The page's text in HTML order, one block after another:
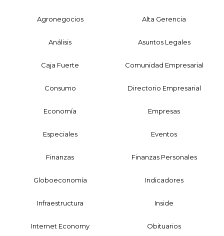
Agronegocios Alta Gerencia
Análisis Asuntos Legales
Caja Fuerte Comunidad Empresarial
Consumo Directorio Empresarial
Economía Empresas
Especiales Eventos
Finanzas Finanzas Personales
Globoeconomía Indicadores
Infraestructura Inside
Internet Economy Obituarios